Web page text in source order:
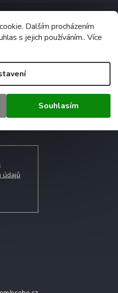
Dalším procházením
s jejich používáním.. Více
Souhlasím
údajů